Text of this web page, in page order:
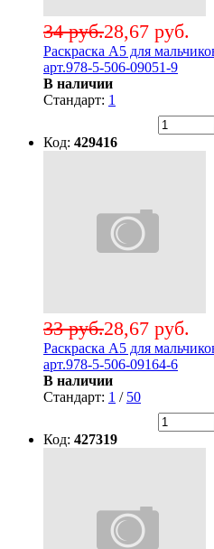
28,67 руб.
34 руб.
Раскраска А5 для
арт.978-5-506-09051-9
В наличии
Стандарт: 1
Код: 429416
28,67 руб.
33 руб.
Раскраска А5 для
арт.978-5-506-09164-6
В наличии
Стандарт: 1 / 50
Код: 427319